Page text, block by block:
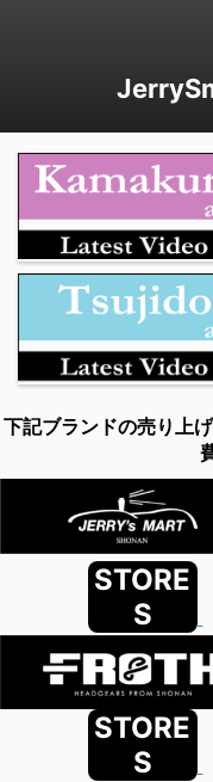
下記ブランドの売り上
STORE
S
STORE
S